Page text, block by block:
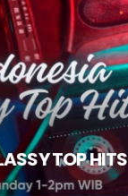
TOP HITS